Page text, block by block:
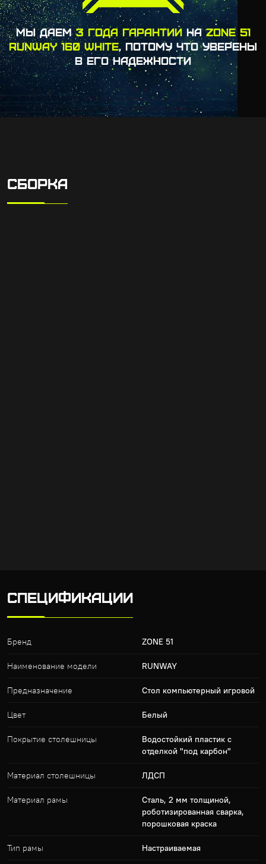
МЫ ДАЕМ3 ГОДА ГАРАНТИИНАZONE 51
RUNWAY 160 WHITE, ПОТОМУ ЧТО УВЕРЕНЫ
В ЕГО НАДЕЖНОСТИ
СБОРКА
СПЕЦИФИКАЦИИ
Бренд ZONE 51
Наименование модели RUNWAY
Предназначение Стол компьютерный игровой
Цвет Белый
Покрытие столешницы
Водостойкий пластик с
отделкой "под карбон"
Материал столешницы ЛДСП
Материал рамы
Сталь, 2 мм толщиной,
роботизированная сварка,
порошковая краска
Тип рамы Настраиваемая